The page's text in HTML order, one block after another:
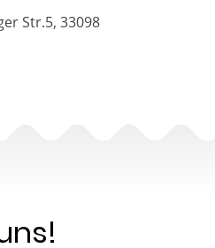
Str.5, 33098